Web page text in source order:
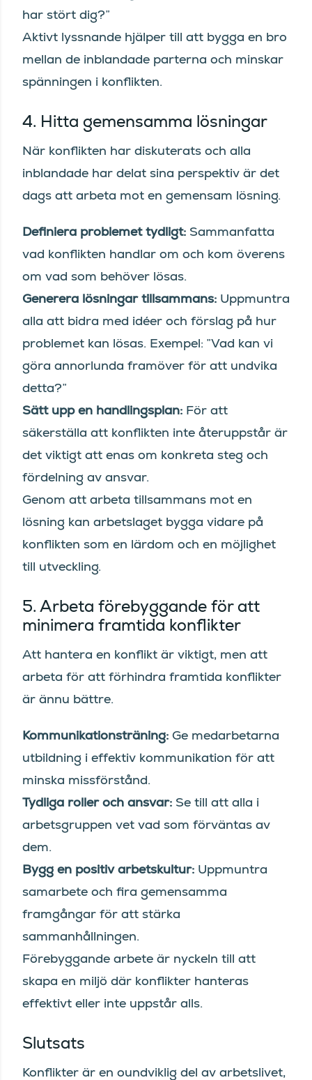
har stört dig?”
Aktivt lyssnande hjälper till att bygga en bro
mellan de inblandade parterna och minskar
spänningen i konflikten.
4. Hitta gemensamma lösningar
När konflikten har diskuterats och alla
inblandade har delat sina perspektiv är det
dags att arbeta mot en gemensam lösning.
Definiera problemet tydligt: Sammanfatta
vad konflikten handlar om och kom överens
om vad som behöver lösas.
Generera lösningar tillsammans: Uppmuntra
alla att bidra med idéer och förslag på hur
problemet kan lösas. Exempel: ”Vad kan vi
göra annorlunda framöver för att undvika
detta?”
Sätt upp en handlingsplan: För att
säkerställa att konflikten inte återuppstår är
det viktigt att enas om konkreta steg och
fördelning av ansvar.
Genom att arbeta tillsammans mot en
lösning kan arbetslaget bygga vidare på
konflikten som en lärdom och en möjlighet
till utveckling.
5. Arbeta förebyggande för att
minimera framtida konflikter
Att hantera en konflikt är viktigt, men att
arbeta för att förhindra framtida konflikter
är ännu bättre.
Kommunikationsträning: Ge medarbetarna
utbildning i effektiv kommunikation för att
minska missförstånd.
Tydliga roller och ansvar: Se till att alla i
arbetsgruppen vet vad som förväntas av
dem.
Bygg en positiv arbetskultur: Uppmuntra
samarbete och fira gemensamma
framgångar för att stärka
sammanhållningen.
Förebyggande arbete är nyckeln till att
skapa en miljö där konflikter hanteras
effektivt eller inte uppstår alls.
Slutsats
Konflikter är en oundviklig del av arbetslivet,